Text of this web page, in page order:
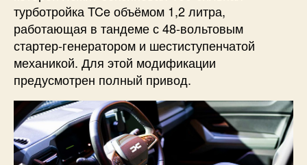
турботройка TCe объёмом 1,2 литра,
работающая в тандеме с 48-вольтовым
стартер-генератором и шестиступенчатой
механикой. Для этой модификации
предусмотрен полный привод.